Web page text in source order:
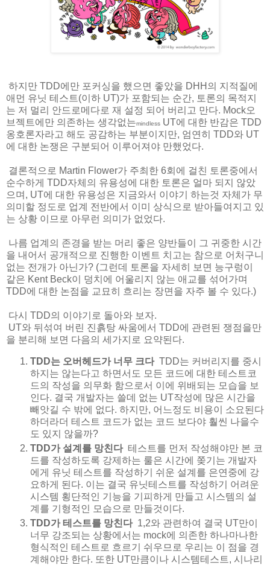
하지만 TDD에만 포커싱을 했으면 좋았을 DHH의 지적질에
애먼 유닛 테스트(이하 UT)가 포함되는 순간, 토론의 목적지
는 저 멀리 안드로메다로 재 설정 되어 버리고 만다. Mock오
브젝트에만 의존하는 생각없는mindless UT에 대한 반감은 TDD
옹호론자라고 해도 공감하는 부분이지만, 엄연히 TDD와 UT
에 대한 논쟁은 구분되어 이루어져야 만했었다.
결론적으로 Martin Flower가 주최한 6회에 걸친 토론중에서
순수하게 TDD자체의 유용성에 대한 토론은 얼마 되지 않았
으며, UT에 대한 유용성은 지금와서 이야기 하는것 자체가 무
의미할 정도로 업계 전반에서 이미 상식으로 받아들여지고 있
는 상황 이므로 아무런 의미가 없었다.
나름 업계의 존경을 받는 머리 좋은 양반들이 그 귀중한 시간
을 내어서 공개적으로 진행한 이벤트 치고는 참으로 어처구니
없는 전개가 아닌가? (그런데 토론을 자세히 보면 능구렁이
같은 Kent Beck이 덩치에 어울리지 않는 애교를 섞어가며
TDD에 대한 논점을 교묘히 흐리는 장면을 자주 볼 수 있다.)
다시 TDD의 이야기로 돌아와 보자.
UT와 뒤섞여 버린 진흙탕 싸움에서 TDD에 관련된 쟁점을만
을 분리해 보면 다음의 세가지로 요약된다.
TDD는 오버헤드가 너무 크다TDD는 커버리지를 중시
하지는 않는다고 하면서도 모든 코드에 대한 테스트코
드의 작성을 의무화 함으로서 이에 위배되는 모습을 보
인다. 결국 개발자는 쓸데 없는 UT작성에 많은 시간을
빼앗길 수 밖에 없다. 하지만, 어느정도 비용이 소요된다
하더라더 테스트 코드가 없는 코드 보다야 훨씬 나을수
도 있지 않을까?
TDD가 설계를 망친다테스트를 먼저 작성해야만 본 코
드를 작성하도록 강제하는 룰은 시간에 쫒기는 개발자
에게 유닛 테스트를 작성하기 쉬운 설계를 은연중에 강
요하게 된다. 이는 결국 유닛테스트를 작성하기 어려운
시스템 횡단적인 기능을 기피하게 만들고 시스템의 설
계를 기형적인 모습으로 만들것이다.
TDD가 테스트를 망친다1,2와 관련하여 결국 UT만이
너무 강조되는 상황에서는 mock에 의존한 하나마나한
형식적인 테스트로 흐르기 쉬우므로 우리는 이 점을 경
계해야만 한다. 또한 UT만큼이나 시스템테스트, 시나리